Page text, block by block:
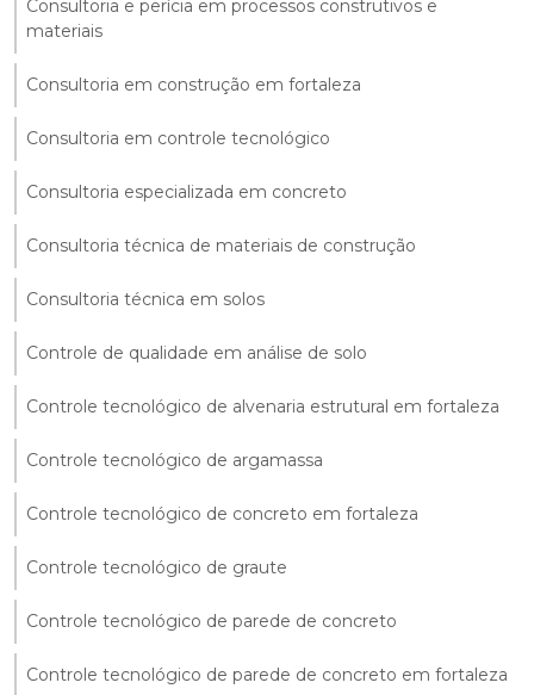
Consultoria e perícia em processos construtivos e
materiais
Consultoria em construção em fortaleza
Consultoria em controle tecnológico
Consultoria especializada em concreto
Consultoria técnica de materiais de construção
Consultoria técnica em solos
Controle de qualidade em análise de solo
Controle tecnológico de alvenaria estrutural em fortaleza
Controle tecnológico de argamassa
Controle tecnológico de concreto em fortaleza
Controle tecnológico de graute
Controle tecnológico de parede de concreto
Controle tecnológico de parede de concreto em fortaleza